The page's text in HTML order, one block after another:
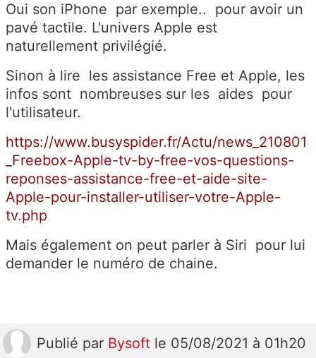
Oui son iPhone par exemple.. pour avoir un
pavé tactile. L'univers Apple est
naturellement privilégié.
Sinon à lire les assistance Free et Apple, les
infos sont nombreuses sur les aides pour
l'utilisateur.
https://www.busyspider.fr/Actu/news_210801
_Freebox-Apple-tv-by-free-vos-questions-
reponses-assistance-free-et-aide-site-
Apple-pour-installer-utiliser-votre-Apple-
tv.php
Mais également on peut parler à Siri pour lui
demander le numéro de chaine.
Publié par Bysoft le 05/08/2021 à 01h20